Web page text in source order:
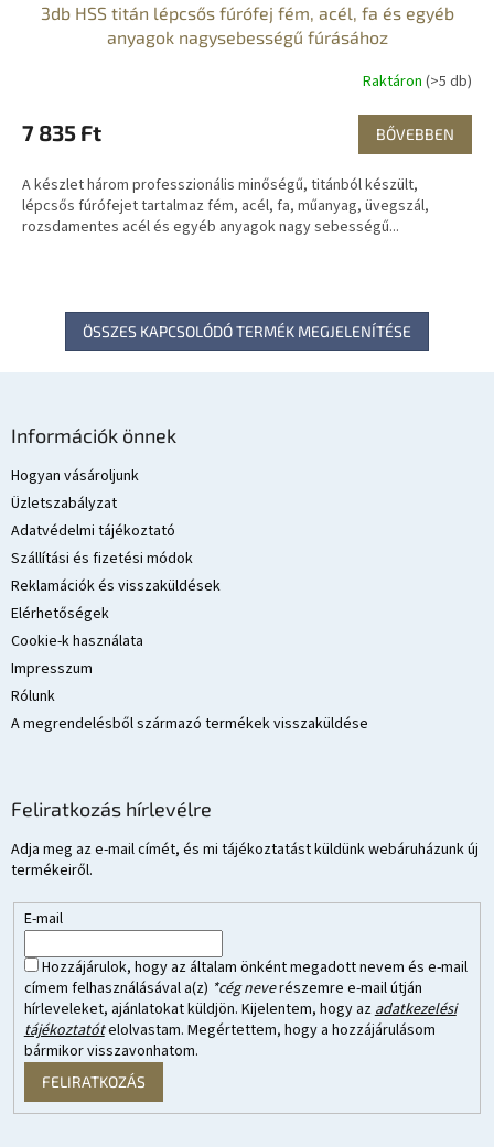
3db HSS titán lépcsős fúrófej fém, acél, fa és egyéb
anyagok nagysebességű fúrásához
Raktáron (>5 db)
7 835 Ft BŐVEBBEN
A készlet három professzionális minőségű, titánból készült,
lépcsős fúrófejet tartalmaz fém, acél, fa, műanyag, üvegszál,
rozsdamentes acél és egyéb anyagok nagy sebességű...
ÖSSZES KAPCSOLÓDÓ TERMÉK MEGJELENÍTÉSE
Információk önnek
Hogyan vásároljunk
Üzletszabályzat
Adatvédelmi tájékoztató
Szállítási és fizetési módok
Reklamációk és visszaküldések
Elérhetőségek
Cookie-k használata
Impresszum
Rólunk
A megrendelésből származó termékek visszaküldése
Feliratkozás hírlevélre
Adja meg az e-mail címét, és mi tájékoztatást küldünk webáruházunk új
termékeiről.
E-mail
Hozzájárulok, hogy az általam önként megadott nevem és e-mail
címem felhasználásával a(z) *cég neverészemre e-mail útján
hírleveleket, ajánlatokat küldjön. Kijelentem, hogy az adatkezelési
tájékoztatótelolvastam. Megértettem, hogy a hozzájárulásom
bármikor visszavonhatom.
FELIRATKOZÁS